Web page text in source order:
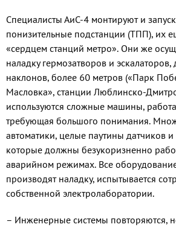
Специалисты АиС-4 монтируют и
понизительные подстанции (ТПП), их
«сердцем станций метро». Они же
наладку гермозатворов и
наклонов, более 60 метров («Парк
Масловка», станции Люблинско-
используются сложные машины,
требующая большого понимания.
автоматики, целые паутины датчиков и
которые должны безукоризненно
аварийном режимах. Все
производят наладку, испытывается
собственной электролаборатории.
– Инженерные системы повторяются,